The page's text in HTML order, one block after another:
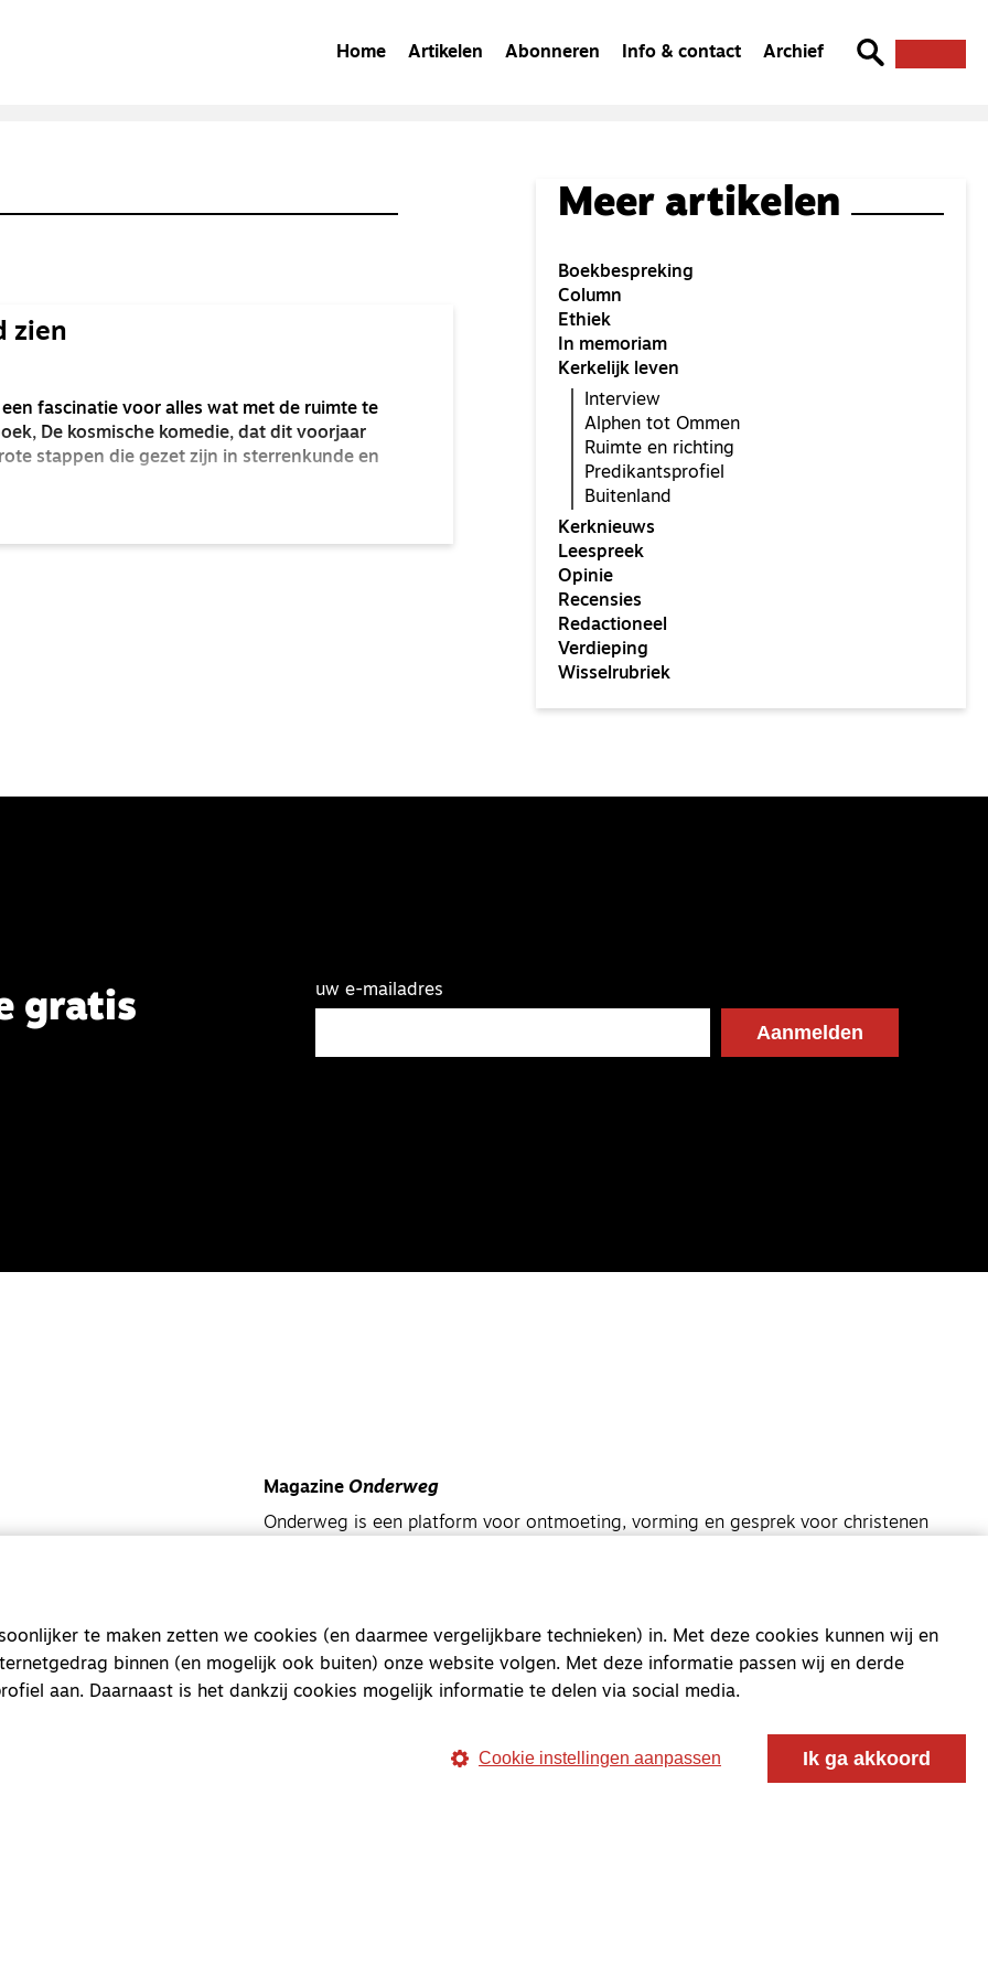
Home Artikelen Abonneren Info & contact Archief
zien
fascinatie voor alles wat met de ruimte te
De kosmische komedie, dat dit voorjaar
stappen die gezet zijn in sterrenkunde en
Meer artikelen
Boekbespreking
Column
Ethiek
In memoriam
Kerkelijk leven
Interview
Alphen tot Ommen
Ruimte en richting
Predikantsprofiel
Buitenland
Kerknieuws
Leespreek
Opinie
Recensies
Redactioneel
Verdieping
Wisselrubriek
gratis
uw e-mailadres
Magazine Onderweg
Onderweg is een platform voor ontmoeting, vorming en gesprek voor christenen
Kvk-nummer 33277063
NL46 INGB 0117 5827 86
te maken zetten we cookies (en daarmee vergelijkbare technieken) in. Met deze cookies kunnen wij en
binnen (en mogelijk ook buiten) onze website volgen. Met deze informatie passen wij en derde
aan. Daarnaast is het dankzij cookies mogelijk informatie te delen via social media.
Cookie instellingen aanpassen Ik ga akkoord